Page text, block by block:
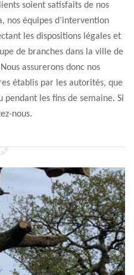
soient satisfaits de nos
nos équipes d’intervention
les dispositions légales et
de branches dans la ville de
assurerons donc nos
établis par les autorités, que
pendant les fins de semaine. Si
nous.